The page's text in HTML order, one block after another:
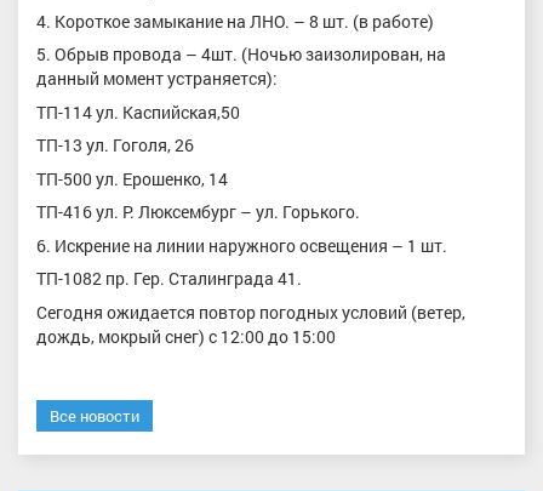
4. Короткое замыкание на ЛНО. – 8 шт. (в работе)
5. Обрыв провода – 4шт. (Ночью заизолирован, на
данный момент устраняется):
ТП-114 ул. Каспийская,50
ТП-13 ул. Гоголя, 26
ТП-500 ул. Ерошенко, 14
ТП-416 ул. Р. Люксембург – ул. Горького.
6. Искрение на линии наружного освещения – 1 шт.
ТП-1082 пр. Гер. Сталинграда 41.
Сегодня ожидается повтор погодных условий (ветер,
дождь, мокрый снег) с 12:00 до 15:00
Все новости